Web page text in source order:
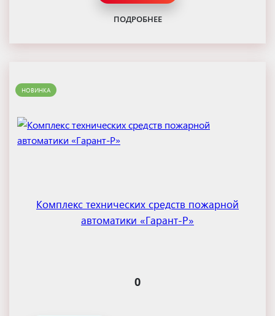
ПОДРОБНЕЕ
НОВИНКА
Комплекс технических средств пожарной
автоматики «Гарант-Р»
0